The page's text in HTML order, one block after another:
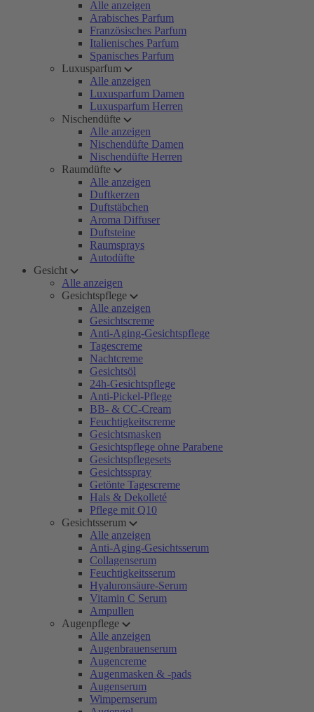
Alle anzeigen
Arabisches Parfum
Französisches Parfum
Italienisches Parfum
Spanisches Parfum
Luxusparfum
Alle anzeigen
Luxusparfum Damen
Luxusparfum Herren
Nischendüfte
Alle anzeigen
Nischendüfte Damen
Nischendüfte Herren
Raumdüfte
Alle anzeigen
Duftkerzen
Duftstäbchen
Aroma Diffuser
Duftsteine
Raumsprays
Autodüfte
Gesicht
Alle anzeigen
Gesichtspflege
Alle anzeigen
Gesichtscreme
Anti-Aging-Gesichtspflege
Tagescreme
Nachtcreme
Gesichtsöl
24h-Gesichtspflege
Anti-Pickel-Pflege
BB- & CC-Cream
Feuchtigkeitscreme
Gesichtsmasken
Gesichtspflege ohne Parabene
Gesichtspflegesets
Gesichtsspray
Getönte Tagescreme
Hals & Dekolleté
Pflege mit Q10
Gesichtsserum
Alle anzeigen
Anti-Aging-Gesichtsserum
Collagenserum
Feuchtigkeitsserum
Hyaluronsäure-Serum
Vitamin C Serum
Ampullen
Augenpflege
Alle anzeigen
Augenbrauenserum
Augencreme
Augenmasken & -pads
Augenserum
Wimpernserum